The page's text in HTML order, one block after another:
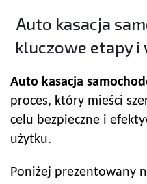
Auto kasacja
kluczowe etapy i
Auto kasacja
proces, który mieści
celu bezpieczne i
użytku.
Poniżej prezentowany